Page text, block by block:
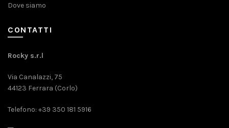
Dove siamo
CONTATTI
Rocky s.r.l
Via Canalazzi, 75
44123 Ferrara (Corlo)
Telefono: +39 350 181 5916